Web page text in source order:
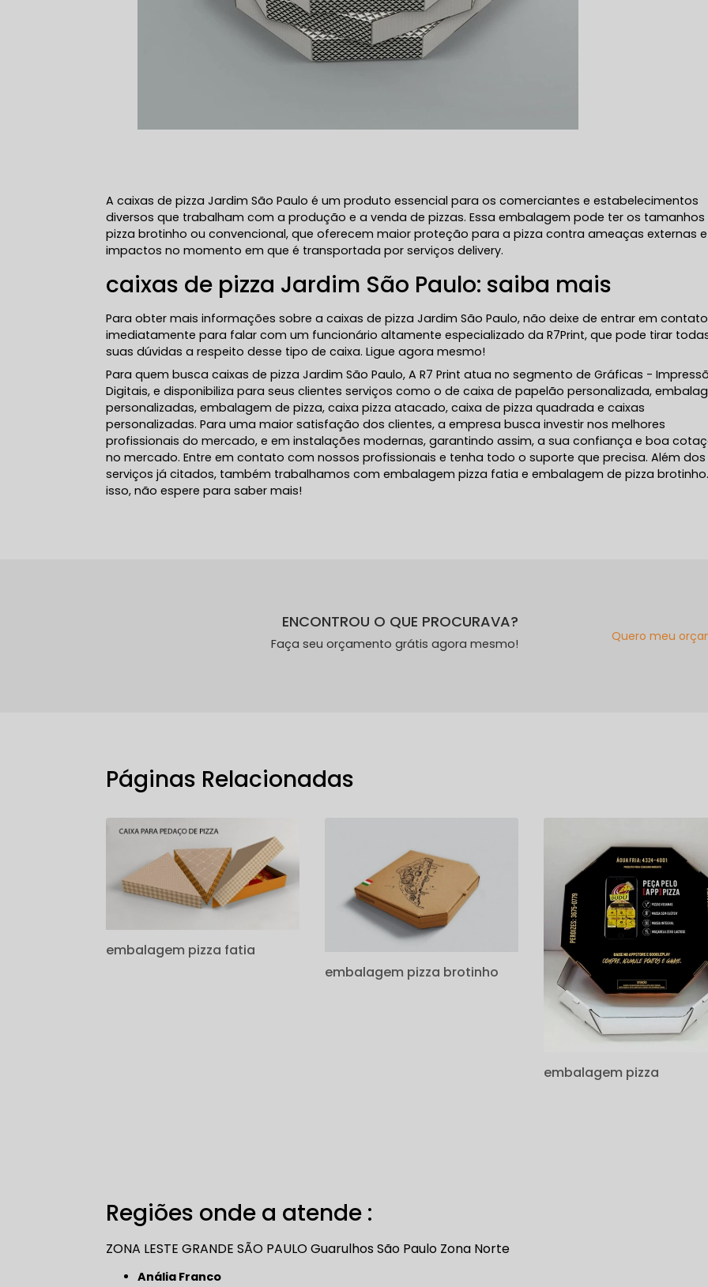
A caixas de pizza Jardim São Paulo é um produto essencial para os comerciantes e estabelecimentos
diversos que trabalham com a produção e a venda de pizzas. Essa embalagem pode ter os tamanhos
pizza brotinho ou convencional, que oferecem maior proteção para a pizza contra ameaças externas e
impactos no momento em que é transportada por serviços delivery.
caixas de pizza Jardim São Paulo: saiba mais
Para obter mais informações sobre a caixas de pizza Jardim São Paulo, não deixe de entrar em contato
imediatamente para falar com um funcionário altamente especializado da R7Print, que pode tirar
suas dúvidas a respeito desse tipo de caixa. Ligue agora mesmo!
Para quem busca caixas de pizza Jardim São Paulo, A R7 Print atua no segmento de Gráficas -
Digitais, e disponibiliza para seus clientes serviços como o de caixa de papelão personalizada,
personalizadas, embalagem de pizza, caixa pizza atacado, caixa de pizza quadrada e caixas
personalizadas. Para uma maior satisfação dos clientes, a empresa busca investir nos melhores
profissionais do mercado, e em instalações modernas, garantindo assim, a sua confiança e boa
no mercado. Entre em contato com nossos profissionais e tenha todo o suporte que precisa. Além dos
serviços já citados, também trabalhamos com embalagem pizza fatia e embalagem de pizza
isso, não espere para saber mais!
ENCONTROU O QUE PROCURAVA?
Faça seu orçamento grátis agora mesmo!
Quero meu
Páginas Relacionadas
embalagem pizza fatia
embalagem pizza brotinho
embalagem pizza
Regiões onde a atende :
ZONA LESTE GRANDE SÃO PAULOGuarulhos São Paulo Zona Norte
Anália Franco